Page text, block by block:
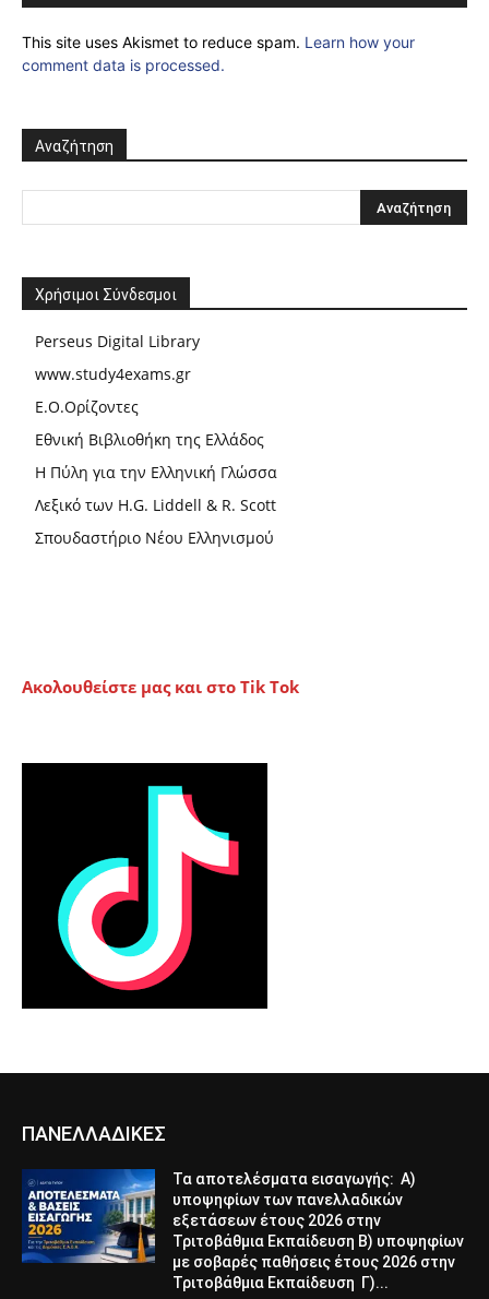
This site uses Akismet to reduce spam. Learn how your
comment data is processed.
Αναζήτηση
Χρήσιμοι Σύνδεσμοι
Perseus Digital Library
www.study4exams.gr
Ε.Ο.Ορίζοντες
Εθνική Βιβλιοθήκη της Ελλάδος
Η Πύλη για την Ελληνική Γλώσσα
Λεξικό των H.G. Liddell & R. Scott
Σπουδαστήριο Νέου Ελληνισμού
Ακολουθείστε μας και στο Tik Tok
ΠΑΝΕΛΛΑΔΙΚΕΣ
Τα αποτελέσματα εισαγωγής: Α)
υποψηφίων των πανελλαδικών
εξετάσεων έτους 2026 στην
Τριτοβάθμια Εκπαίδευση Β) υποψηφίων
με σοβαρές παθήσεις έτους 2026 στην
Τριτοβάθμια Εκπαίδευση Γ)...